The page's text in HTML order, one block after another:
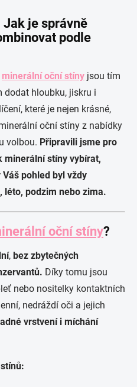
je správně
podle
minerální oční stíny jsou tím
dodat hloubku, jiskru i
které je nejen krásné,
oční stíny z nabídky
volbou. Připravili jsme pro
minerální stíny vybírat,
pohled byl vždy
léto, podzim nebo zima.
oční stíny?
, bez zbytečných
Díky tomu jsou
nebo nositelky kontaktních
nedráždí oči a jejich
vrstvení i míchání